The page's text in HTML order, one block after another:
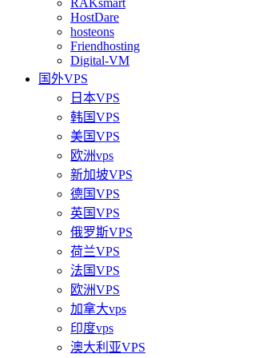
HostDare
hosteons
Friendhosting
Digital-VM
国外VPS
日本VPS
韩国VPS
美国VPS
欧洲vps
新加坡VPS
德国VPS
英国VPS
俄罗斯VPS
荷兰VPS
法国VPS
欧洲VPS
加拿大vps
印度vps
澳大利亚VPS